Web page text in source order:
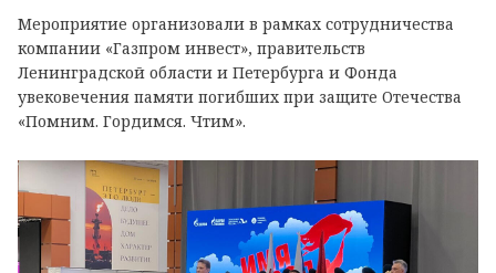
Мероприятие организовали в рамках сотрудничества
компании «Газпром инвест», правительств
Ленинградской области и Петербурга и Фонда
увековечения памяти погибших при защите Отечества
«Помним. Гордимся. Чтим».